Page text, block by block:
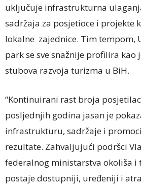
uključuje infrastrukturna
sadržaja za posjetioce i projekte
lokalne zajednice. Tim tempom,
park se sve snažnije profilira kao
stubova razvoja turizma u BiH.
“Kontinuirani rast broja
posljednjih godina jasan je
infrastrukturu, sadržaje i
rezultate. Zahvaljujući podršci
federalnog ministarstva okoliša i
postaje dostupniji, uređeniji i